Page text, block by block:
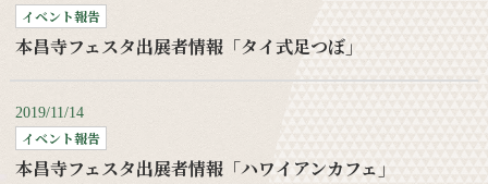
イベント報告
本昌寺フェスタ出展者情報「タイ式足つぼ」
2019/11/14
イベント報告
本昌寺フェスタ出展者情報「ハワイアンカフェ」